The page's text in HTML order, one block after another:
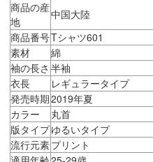
商品の産
地
中国大陸
商品番号Tシャツ601
素材
綿
袖の長さ 半袖
衣長
レギュラータイプ
発売時期2019年夏
カラー
丸首
版タイプゆるいタイプ
流行元素プリント